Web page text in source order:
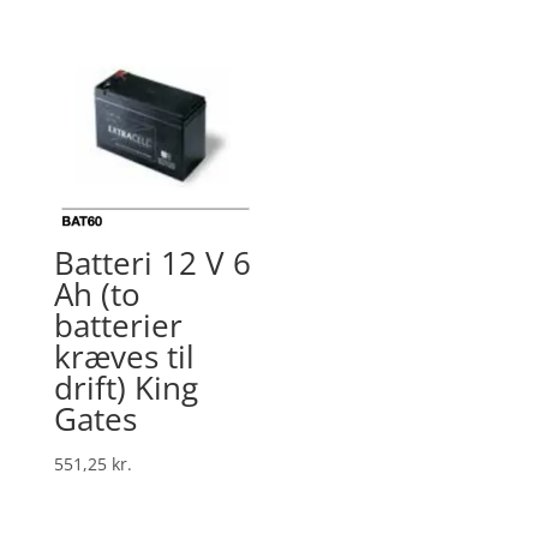
Batteri 12 V 6
Ah (to
batterier
kræves til
drift) King
Gates
551,25 kr.